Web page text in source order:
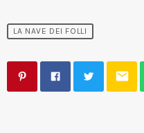
LA NAVE DEI FOLLI
email